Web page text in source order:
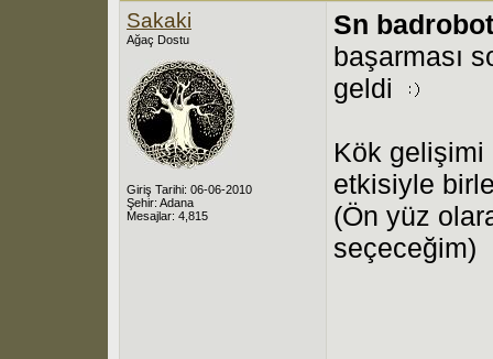
Sakaki
Ağaç Dostu
Giriş Tarihi: 06-06-2010
Şehir: Adana
Mesajlar: 4,815
Sn
başarması
geldi
Kök gelişimi
etkisiyle
(Ön yüz
seçeceğim)